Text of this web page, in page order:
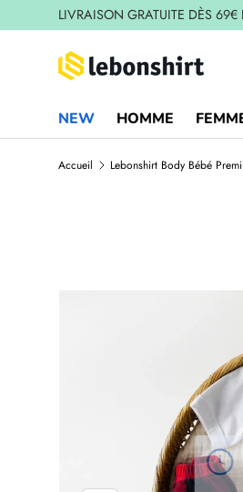
ALLER AU CONTENU
LIVRAISON GRATUITE DÈS
NEW HOMME
Accueil